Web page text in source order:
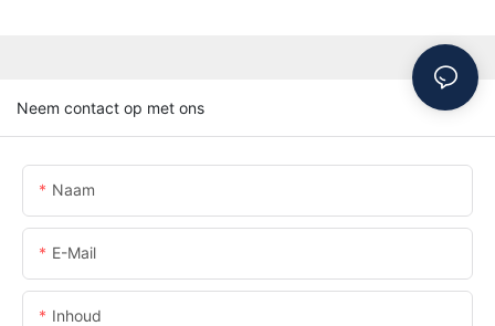
Neem contact op met ons
Naam
E-Mail
Inhoud